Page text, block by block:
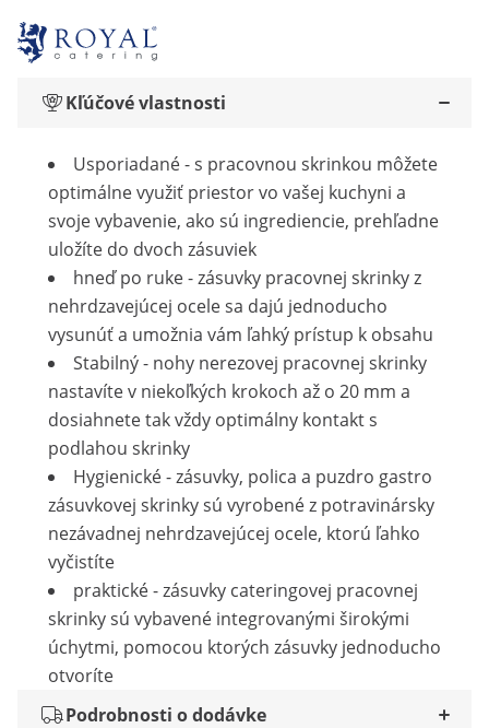
Kľúčové vlastnosti
Usporiadané - s pracovnou skrinkou môžete
optimálne využiť priestor vo vašej kuchyni a
svoje vybavenie, ako sú ingrediencie, prehľadne
uložíte do dvoch zásuviek
hneď po ruke - zásuvky pracovnej skrinky z
nehrdzavejúcej ocele sa dajú jednoducho
vysunúť a umožnia vám ľahký prístup k obsahu
Stabilný - nohy nerezovej pracovnej skrinky
nastavíte v niekoľkých krokoch až o 20 mm a
dosiahnete tak vždy optimálny kontakt s
podlahou skrinky
Hygienické - zásuvky, polica a puzdro gastro
zásuvkovej skrinky sú vyrobené z potravinársky
nezávadnej nehrdzavejúcej ocele, ktorú ľahko
vyčistíte
praktické - zásuvky cateringovej pracovnej
skrinky sú vybavené integrovanými širokými
úchytmi, pomocou ktorých zásuvky jednoducho
otvoríte
Podrobnosti o dodávke